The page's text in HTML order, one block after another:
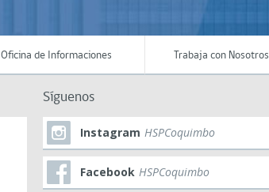
Oficina de Informaciones Trabaja con Nosotros
Síguenos
Instagram HSPCoquimbo
Facebook HSPCoquimbo